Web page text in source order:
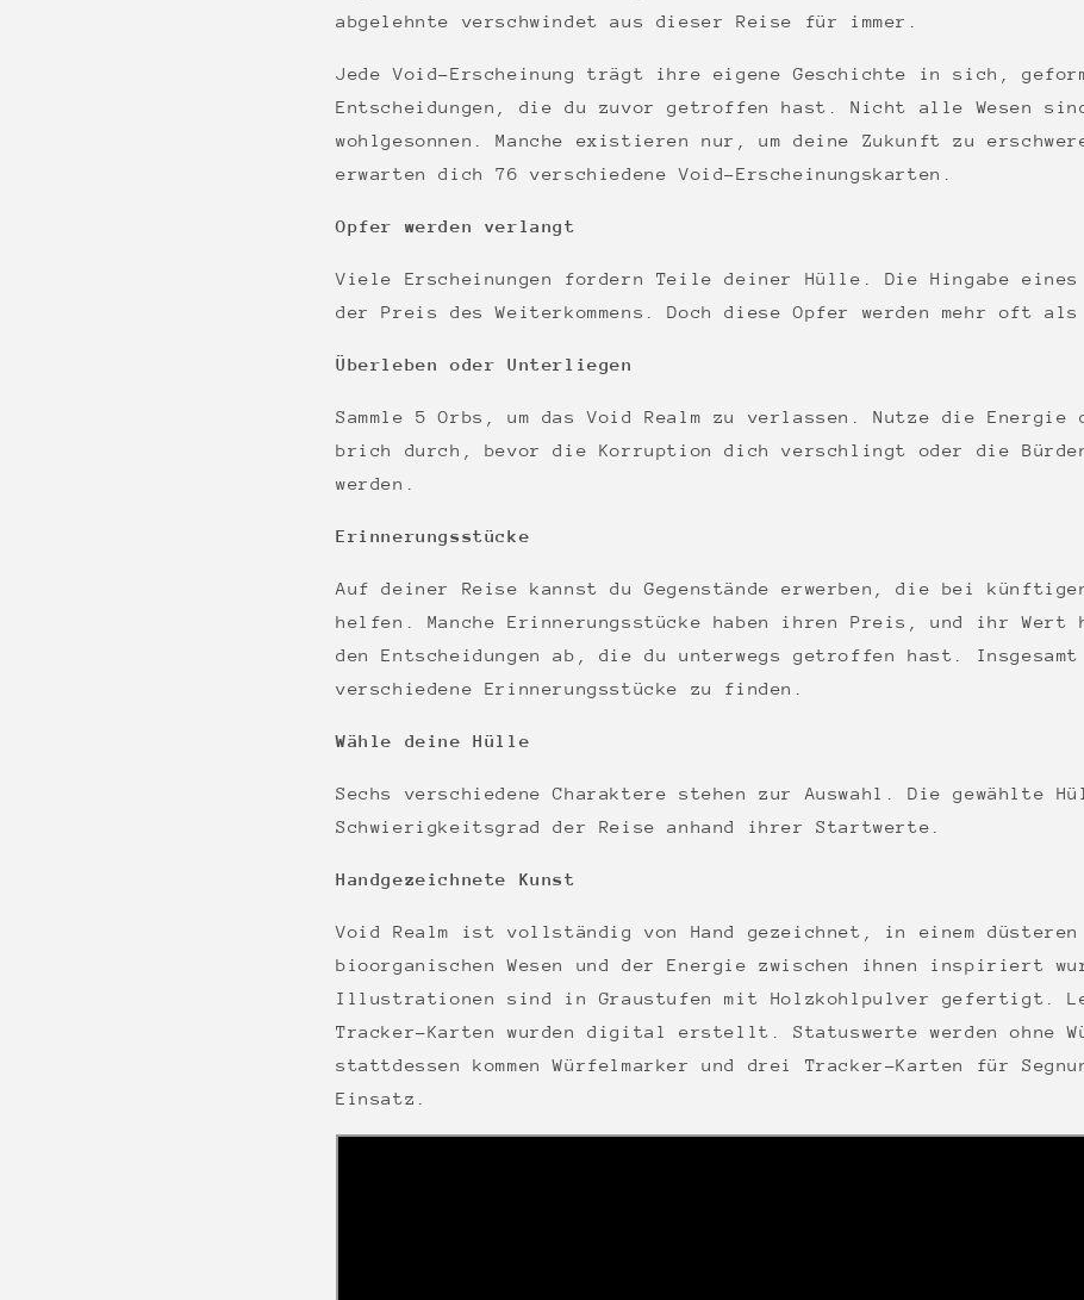
abgelehnte verschwindet aus dieser Reise für immer.
Jede Void-Erscheinung trägt ihre eigene Geschichte in sich,
Entscheidungen, die du zuvor getroffen hast. Nicht alle Wesen
wohlgesonnen. Manche existieren nur, um deine Zukunft zu
erwarten dich 76 verschiedene Void-Erscheinungskarten.
Opfer werden verlangt
Viele Erscheinungen fordern Teile deiner Hülle. Die Hingabe
der Preis des Weiterkommens. Doch diese Opfer werden mehr oft
Überleben oder Unterliegen
Sammle 5 Orbs, um das Void Realm zu verlassen. Nutze die Energie
brich durch, bevor die Korruption dich verschlingt oder die
werden.
Erinnerungsstücke
Auf deiner Reise kannst du Gegenstände erwerben, die bei
helfen. Manche Erinnerungsstücke haben ihren Preis, und ihr Wert
den Entscheidungen ab, die du unterwegs getroffen hast.
verschiedene Erinnerungsstücke zu finden.
Wähle deine Hülle
Sechs verschiedene Charaktere stehen zur Auswahl. Die gewählte
Schwierigkeitsgrad der Reise anhand ihrer Startwerte.
Handgezeichnete Kunst
Void Realm ist vollständig von Hand gezeichnet, in einem
bioorganischen Wesen und der Energie zwischen ihnen inspiriert
Illustrationen sind in Graustufen mit Holzkohlpulver gefertigt.
Tracker-Karten wurden digital erstellt. Statuswerte werden ohne
stattdessen kommen Würfelmarker und drei Tracker-Karten für
Einsatz.